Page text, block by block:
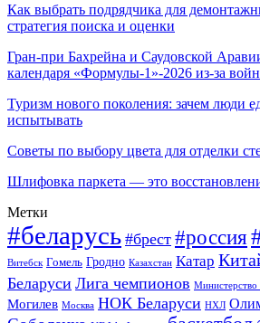
Как выбрать подрядчика для
стратегия поиска и оценки
Гран-при Бахрейна и Саудовской
календаря «Формулы-1»-2026 из-за
Туризм нового поколения: зачем люди
испытывать
Советы по выбору цвета для отделки
Шлифовка паркета — это
Метки
#беларусь #брест #россия
Витебск Гомель Гродно Казахстан Катар
Беларуси Лига чемпионов Министерство
Могилев Москва НОК Беларуси НХЛ